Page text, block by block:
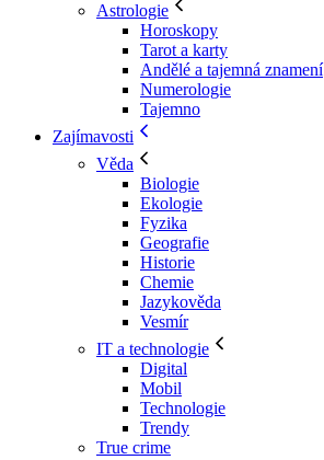
Astrologie
Horoskopy
Tarot a karty
Andělé a tajemná znamení
Numerologie
Tajemno
Zajímavosti
Věda
Biologie
Ekologie
Fyzika
Geografie
Historie
Chemie
Jazykověda
Vesmír
IT a technologie
Digital
Mobil
Technologie
Trendy
True crime